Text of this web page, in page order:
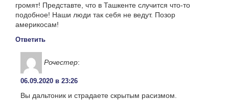
громят! Представте, что в Ташкенте случится что-то
подобное! Наши люди так себя не ведут. Позор
америкосам!
Ответить
Рочестер:
06.09.2020 в 23:26
Вы дальтоник и страдаете скрытым расизмом.